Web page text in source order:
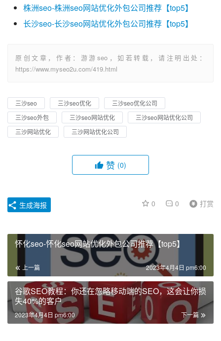
株洲seo-株洲seo网站优化外包公司推荐【top5】
长沙seo-长沙seo网站优化外包公司推荐【top5】
原创文章，作者：游游seo，如若转载，请注明出处：
https://www.myseo2u.com/419.html
三沙seo 三沙seo优化
三沙seo优化公司
三沙seo外包
三沙seo网站优化
三沙seo网站优化公司
三沙网站优化
三沙网站优化公司
赞 (0)
0 0 打赏
生成海报
怀化seo-怀化seo网站优化外包公司推荐【top5】
上一篇 2023年4月4日 pm6:00
谷歌SEO教程：你还在忽略移动端的SEO，这会让你损
失40%的客户
下一篇
2023年4月4日 pm6:00